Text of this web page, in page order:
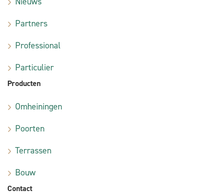
Partners
Professional
Particulier
Producten
Omheiningen
Poorten
Terrassen
Bouw
Contact